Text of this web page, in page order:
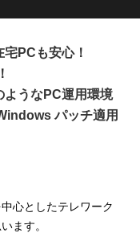
PCも安心！
ようなPC運用環境
パッチ適用
心としたテレワーク
ます。